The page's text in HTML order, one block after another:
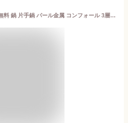
【クーポン配布中】送料無料 鍋 片手鍋 パール金属 コンフォール 3層鋼片手鍋 14cm No.HB-1128 日本製 オール熱対応 IH対応 おしゃれ シンプル ステンレス 鉄 IH ガス火 1.2L ミラー仕上げ 国産 あす楽